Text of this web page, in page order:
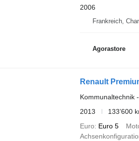
2006
Frankreich,
Agorastore
Renault
Kommunaltechnik
2013
133’600
Euro
Euro 5